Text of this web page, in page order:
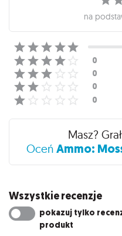
na
Masz?
Oceń Ammo:
Wszystkie recenzje
pokazuj tylko
produkt